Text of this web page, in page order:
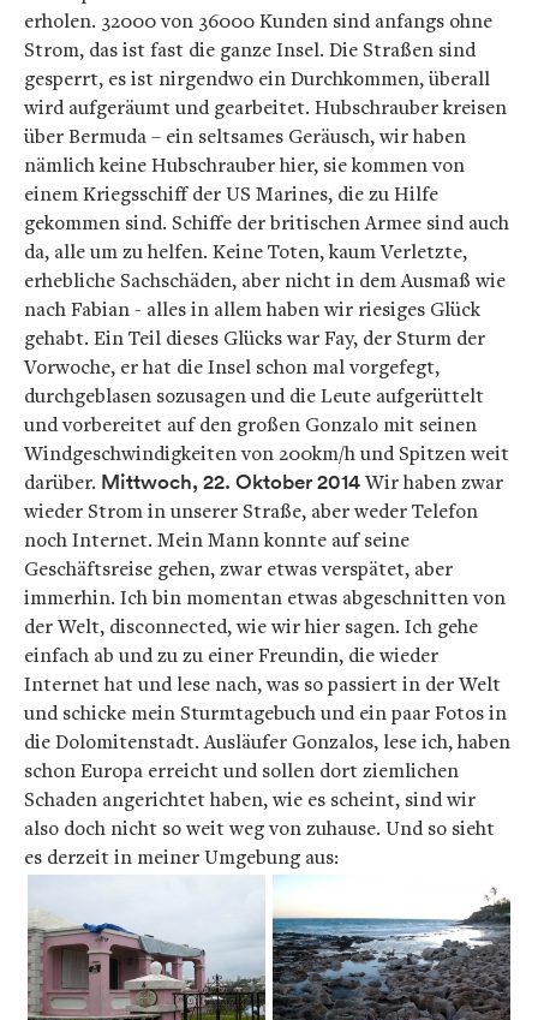
erholen. 32000 von 36000 Kunden sind anfangs ohne
Strom, das ist fast die ganze Insel. Die Straßen sind
gesperrt, es ist nirgendwo ein Durchkommen, überall
wird aufgeräumt und gearbeitet. Hubschrauber kreisen
über Bermuda – ein seltsames Geräusch, wir haben
nämlich keine Hubschrauber hier, sie kommen von
einem Kriegsschiff der US Marines, die zu Hilfe
gekommen sind. Schiffe der britischen Armee sind auch
da, alle um zu helfen. Keine Toten, kaum Verletzte,
erhebliche Sachschäden, aber nicht in dem Ausmaß wie
nach Fabian - alles in allem haben wir riesiges Glück
gehabt. Ein Teil dieses Glücks war Fay, der Sturm der
Vorwoche, er hat die Insel schon mal vorgefegt,
durchgeblasen sozusagen und die Leute aufgerüttelt
und vorbereitet auf den großen Gonzalo mit seinen
Windgeschwindigkeiten von 200km/h und Spitzen weit
darüber. Mittwoch, 22. Oktober 2014Wir haben zwar
wieder Strom in unserer Straße, aber weder Telefon
noch Internet. Mein Mann konnte auf seine
Geschäftsreise gehen, zwar etwas verspätet, aber
immerhin. Ich bin momentan etwas abgeschnitten von
der Welt, disconnected, wie wir hier sagen. Ich gehe
einfach ab und zu zu einer Freundin, die wieder
Internet hat und lese nach, was so passiert in der Welt
und schicke mein Sturmtagebuch und ein paar Fotos in
die Dolomitenstadt. Ausläufer Gonzalos, lese ich, haben
schon Europa erreicht und sollen dort ziemlichen
Schaden angerichtet haben, wie es scheint, sind wir
also doch nicht so weit weg von zuhause. Und so sieht
es derzeit in meiner Umgebung aus: